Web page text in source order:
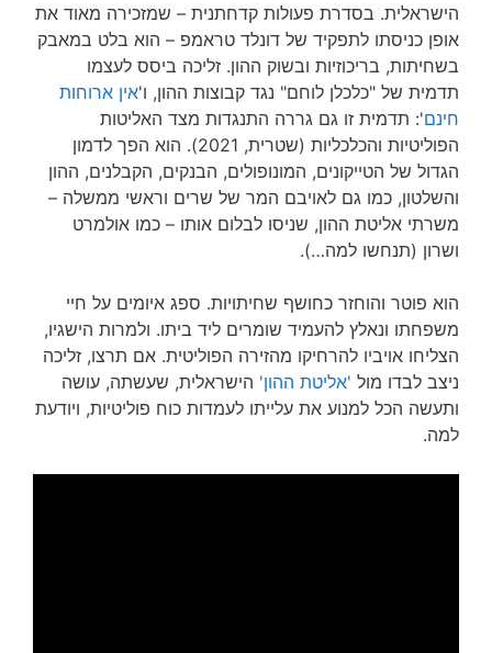
הישראלית. בסדרת פעולות קדחתנית – שמזכירה מאוד את
אופן כניסתו לתפקיד של דונלד טראמפ – הוא בלט במאבק
בשחיתות, בריכוזיות ובשוק ההון. זליכה ביסס לעצמו
תדמית של "כלכלן לוחם" נגד קבוצות ההון, ו'אין ארוחות
חינם': תדמית זו גם גררה התנגדות מצד האליטות
הפוליטיות והכלכליות (שטרית, 2021). הוא הפך לדמון
הגדול של הטייקונים, המונופולים, הבנקים, הקבלנים, ההון
והשלטון, כמו גם לאויבם המר של שרים וראשי ממשלה –
משרתי אליטת ההון, שניסו לבלום אותו – כמו אולמרט
ושרון (תנחשו למה…).
הוא פוטר והוחזר כחושף שחיתויות. ספג איומים על חיי
משפחתו ונאלץ להעמיד שומרים ליד ביתו. ולמרות הישגיו,
הצליחו אויביו להרחיקו מהזירה הפוליטית. אם תרצו, זליכה
ניצב לבדו מול 'אליטת ההון' הישראלית, שעשתה, עושה
ותעשה הכל למנוע את עלייתו לעמדות כוח פוליטיות, ויודעת
למה.